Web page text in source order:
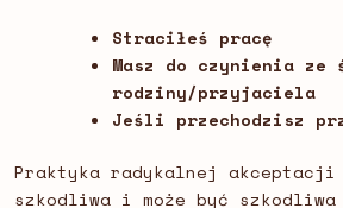
Straciłeś pracę
Masz do czynienia ze
rodziny/przyjaciela
Jeśli przechodzisz
Praktyka radykalnej akceptacji
szkodliwa i może być szkodliwa